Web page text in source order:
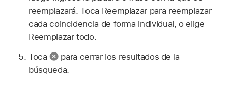
reemplazará. Toca Reemplazar para reemplazar
cada coincidencia de forma individual, o elige
Reemplazar todo.
Toca
para cerrar los resultados de la
búsqueda.